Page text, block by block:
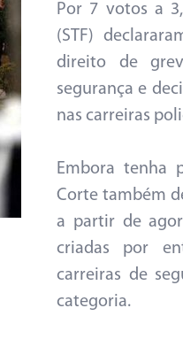
Por 7 votos a
(STF)
direito de
segurança e
nas carreiras
Embora tenha
Corte também
a partir de
criadas por
carreiras de
categoria.